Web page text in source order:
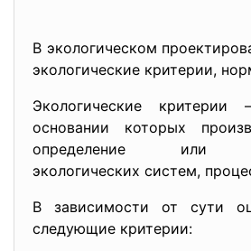
В экологическом
экологические критерии,
Экологические критерии
основании которых
определение или
экологических систем,
В зависимости от сути
следующие критерии: